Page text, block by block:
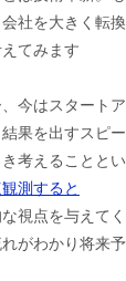
社を大きく転
てみます
今はスタート
果を出すスピ
考えることと
測すると
視点を与えて
がわかり将来